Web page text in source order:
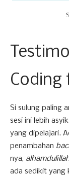
Coding
Si sulung paling
sesi ini lebih
yang dipelajari.
penambahan
nya,
ada sedikit yang